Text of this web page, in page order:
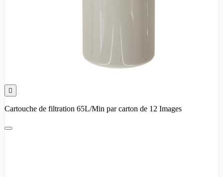

Cartouche de filtration 65L/Min par carton de 12 Images